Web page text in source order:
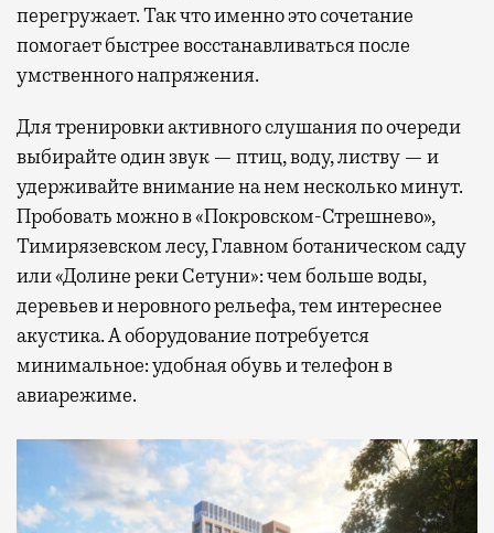
перегружает. Так что именно это сочетание
помогает быстрее восстанавливаться после
умственного напряжения.
Для тренировки активного слушания по очереди
выбирайте один звук — птиц, воду, листву — и
удерживайте внимание на нем несколько минут.
Пробовать можно в «Покровском-Стрешнево»,
Тимирязевском лесу, Главном ботаническом саду
или «Долине реки Сетуни»: чем больше воды,
деревьев и неровного рельефа, тем интереснее
акустика. А оборудование потребуется
минимальное: удобная обувь и телефон в
авиарежиме.